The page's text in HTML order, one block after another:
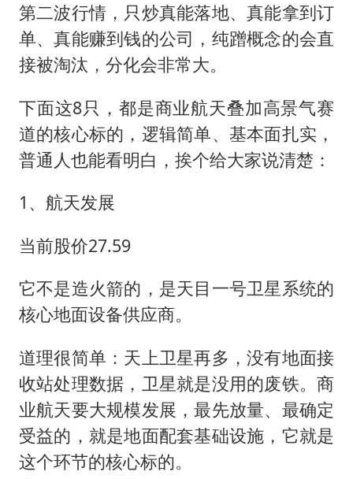
第二波行情，只炒真能落地、真能拿到订
单、真能赚到钱的公司，纯蹭概念的会直
接被淘汰，分化会非常大。
下面这8只，都是商业航天叠加高景气赛
道的核心标的，逻辑简单、基本面扎实，
普通人也能看明白，挨个给大家说清楚：
1、航天发展
当前股价27.59
它不是造火箭的，是天目一号卫星系统的
核心地面设备供应商。
道理很简单：天上卫星再多，没有地面接
收站处理数据，卫星就是没用的废铁。商
业航天要大规模发展，最先放量、最确定
受益的，就是地面配套基础设施，它就是
这个环节的核心标的。